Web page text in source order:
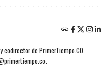
codirector de PrimerTiempo.CO.